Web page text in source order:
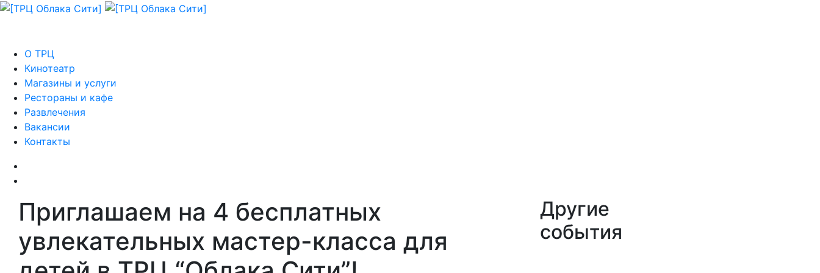
О ТРЦ
Кинотеатр
Магазины и услуги
Рестораны и кафе
Развлечения
Вакансии
Контакты
Приглашаем на 4 бесплатных
увлекательных мастер-класса для
Другие
события